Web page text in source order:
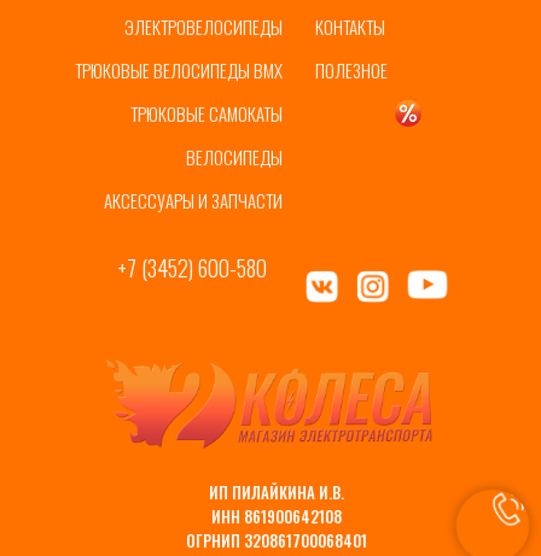
ЭЛЕКТРОВЕЛОСИПЕДЫ
ТРЮКОВЫЕ ВЕЛОСИПЕДЫ BMX
АКСЕССУАРЫ И ЗАПЧАСТИ
КОНТАКТЫ
+7 (3452) 600-580
ПОЛЕЗНОЕ
ИП ПИЛАЙКИНА И.В.
ИНН 861900642108
ОГРНИП 320861700068401
ТРЮКОВЫЕ САМОКАТЫ
ВЕЛОСИПЕДЫ